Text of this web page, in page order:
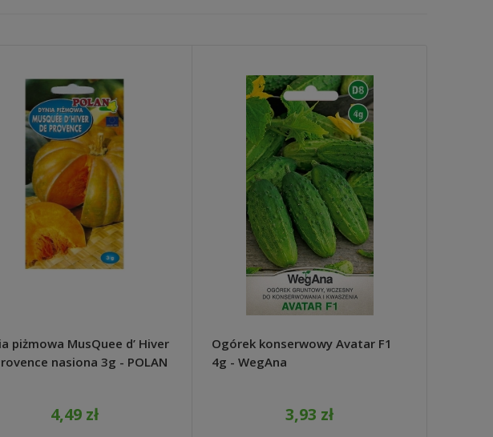
piżmowa MusQuee d’ Hiver
nasiona 3g - POLAN
4,49 zł
Ogórek konserwowy Avatar F1
4g - WegAna
3,93 zł